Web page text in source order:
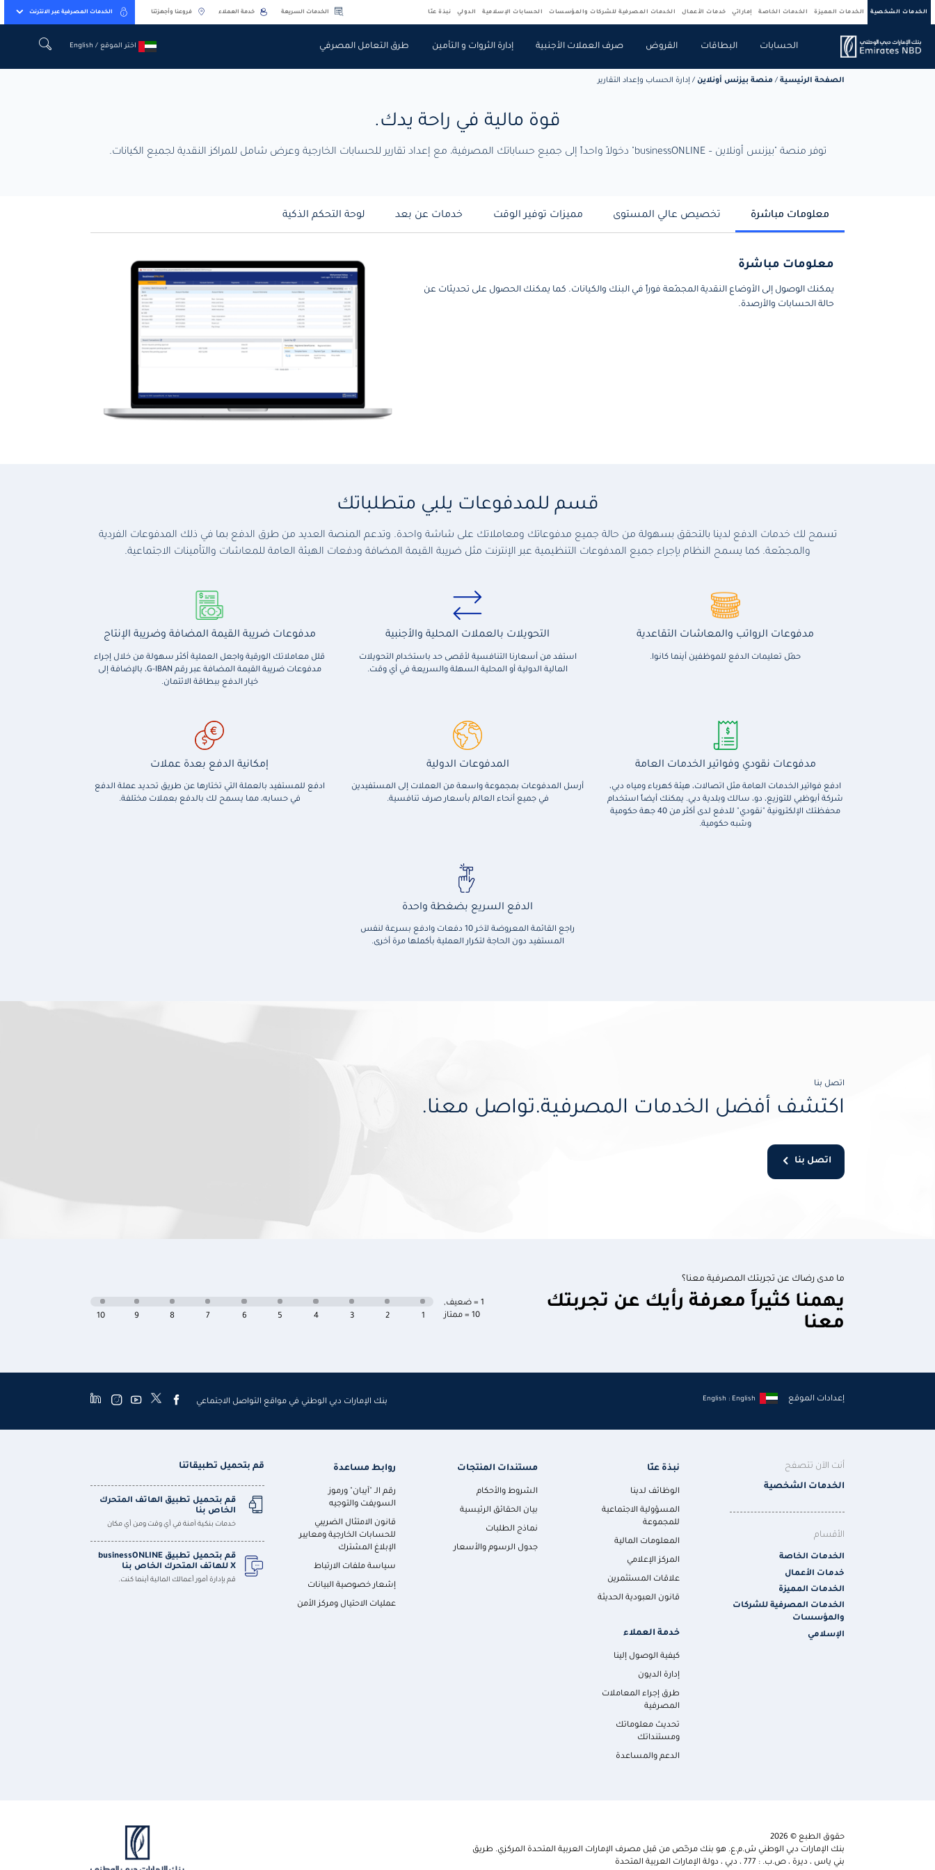
الخدمات الشخصية الخدمات المميزة الخدمات الخاصة إماراتي خدمات الأعمال الخدمات المصرفية للشركات والمؤسسات الحسابات الإسلامية الدولي نبذة عنّا الخدمات السريعة خدمة العملاء فروعنا وأجهزتنا الخدمات المصرفية عبر الانترنت
الحسابات البطاقات القروض صرف العملات الأجنبية إدارة الثروات و التأمين طرق التعامل المصرفي
اختر الموقع / English
اختر الموقع / English
الصفحة الرئيسية /منصة بيزنس أونلاين / إدارة الحساب وإعداد التقارير
قوة مالية في راحة يدك.
توفر منصة "بيزنس أونلاين – businessONLINE" دخولاً واحداً إلى جميع حساباتك المصرفية، مع إعداد تقارير للحسابات الخارجية وعرض شامل للمراكز النقدية لجميع الكيانات.
معلومات مباشرة تخصيص عالي المستوى مميزات توفير الوقت خدمات عن بعد لوحة التحكم الذكية
معلومات مباشرة
يمكنك الوصول إلى الأوضاع النقدية المجمّعة فوراً في البنك والكيانات. كما يمكنك الحصول على تحديثات عن
حالة الحسابات والأرصدة.
قسم للمدفوعات يلبي متطلباتك
تسمح لك خدمات الدفع لدينا بالتحقق بسهولة من حالة جميع مدفوعاتك ومعاملاتك على شاشة واحدة. وتدعم المنصة العديد من طرق الدفع بما في ذلك المدفوعات الفردية
والمجمّعة. كما يسمح النظام بإجراء جميع المدفوعات التنظيمية عبر الإنترنت مثل ضريبة القيمة المضافة ودفعات الهيئة العامة للمعاشات والتأمينات الاجتماعية.
مدفوعات الرواتب والمعاشات التقاعدية
حمّل تعليمات الدفع للموظفين أينما كانوا.
التحويلات بالعملات المحلية والأجنبية
استفد من أسعارنا التنافسية لأقصى حد باستخدام التحويلات
المالية الدولية أو المحلية السهلة والسريعة في أي وقت.
مدفوعات ضريبة القيمة المضافة وضريبة الإنتاج
قلل معاملاتك الورقية واجعل العملية أكثر سهولة من خلال إجراء
مدفوعات ضريبة القيمة المضافة عبر رقم G-IBAN، بالإضافة إلى
خيار الدفع ببطاقة الائتمان.
مدفوعات نقودي وفواتير الخدمات العامة
ادفع فواتير الخدمات العامة مثل اتصالات، هيئة كهرباء ومياه دبي،
شركة أبوظبي للتوزيع، دو، سالك وبلدية دبي. يمكنك أيضاً استخدام
محفظتك الإلكترونية "نقودي" للدفع لدى أكثر من 40 جهة حكومية
وشبه حكومية.
المدفوعات الدولية
أرسل المدفوعات بمجموعة واسعة من العملات إلى المستفيدين
في جميع أنحاء العالم بأسعار صرف تنافسية.
إمكانية الدفع بعدة عملات
ادفع للمستفيد بالعملة التي تختارها عن طريق تحديد عملة الدفع
في حسابه، مما يسمح لك بالدفع بعملات مختلفة.
الدفع السريع بضغطة واحدة
راجع القائمة المعروضة لآخر 10 دفعات وادفع بسرعة لنفس
المستفيد دون الحاجة لتكرار العملية بأكملها مرة أخرى.
اتصل بنا
اكتشف أفضل الخدمات المصرفية.تواصل معنا.
اتصل بنا
ما مدى رضاك عن تجربتك المصرفية معنا؟
يهمنا كثيراً معرفة رأيك عن تجربتك
معنا
1 = ضعيف
,
10 = ممتاز
10 9 8 7 6 5 4 3 2 1
إعدادات الموقع English : English بنك الإمارات دبي الوطني في مواقع التواصل الاجتماعي
أنت الآن تتصفح
الخدمات الشخصية
الأقسام
الخدمات الخاصة
خدمات الأعمال
الخدمات المميزة
الخدمات المصرفية للشركات
والمؤسسات
الإسلامي
نبذة عنّا
الوظائف لدينا
المسؤولية الاجتماعية
للمجموعة
المعلومات المالية
المركز الإعلامي
علاقات المستثمرين
قانون العبودية الحديثة
مستندات المنتجات
الشروط والأحكام
بيان الحقائق الرئيسية
نماذج الطلبات
جدول الرسوم والأسعار
روابط مساعدة
رقم الـ "آيبان" ورموز
السويفت والتوجيه
قانون الامتثال الضريبي
للحسابات الخارجية ومعايير
الإبلاغ المشترك
سياسة ملفات الارتباط
إشعار خصوصية البيانات
عمليات الاحتيال ومركز الأمن
خدمة العملاء
كيفية الوصول إلينا
إدارة الديون
طرق إجراء المعاملات
المصرفية
تحديث معلوماتك
ومستنداتك
الدعم والمساعدة
قم بتحميل تطبيقاتنا
قم بتحميل تطبيق الهاتف المتحرك
الخاص بنا
خدمات بنكية آمنة في أي وقت ومن أي مكان
قم بتحميل تطبيق businessONLINE
X للهاتف المتحرك الخاص بنا
قم بإدارة أمور أعمالك المالية أينما كنت.
حقوق الطبع © 2026
بنك الإمارات دبي الوطني ش.م.ع. هو بنك مرخّص من قبل مصرف الإمارات العربية المتحدة المركزي. طريق
بني ياس ، ديرة ، ص.ب. : 777 ، دبي ، دولة الإمارات العربية المتحدة